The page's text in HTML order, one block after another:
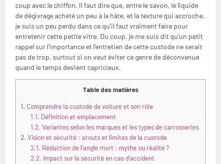
coup avec le chiffon. Il faut dire que, entre le savon, le liquide
de dégivrage acheté un peu à la hâte, et la texture qui accroche,
je suis un peu perdu dans ce qu’il faut vraiment faire pour
entretenir cette petite vitre. Du coup, je me suis dit qu’un petit
rappel sur l’importance et l’entretien de cette custode ne serait
pas de trop, surtout si on veut éviter ce genre de déconvenue
quand le temps devient capricieux.
Table des matières
1. Comprendre la custode de voiture et son rôle
1.1. Définition et emplacement
1.2. Variantes selon les marques et les types de carrosseries
2. Vision et sécurité : atouts et limites de la custode
2.1. Réduction de l’angle mort : mythe ou réalité ?
2.2. Impact sur la sécurité en cas d’accident